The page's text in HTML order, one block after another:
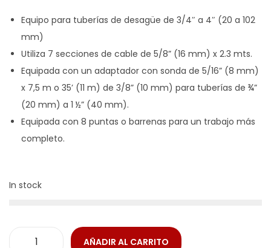
Equipo para tuberías de desagüe de 3/4″ a 4″ (20 a 102
mm)
Utiliza 7 secciones de cable de 5/8” (16 mm) x 2.3 mts.
Equipada con un adaptador con sonda de 5/16” (8 mm)
x 7,5 m o 35’ (11 m) de 3/8” (10 mm) para tuberías de ¾”
(20 mm) a 1 ½” (40 mm).
Equipada con 8 puntas o barrenas para un trabajo más
completo.
In stock
AÑADIR AL CARRITO